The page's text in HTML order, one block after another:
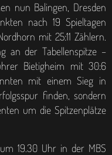
nun Balingen, Dresden
nach 19 Spieltagen
mit 25:11 Zählern.
an der Tabellenspitze –
Bietigheim mit 30:6
mit einem Sieg in
finden, sondern
um die Spitzenplätze
19.30 Uhr in der MBS